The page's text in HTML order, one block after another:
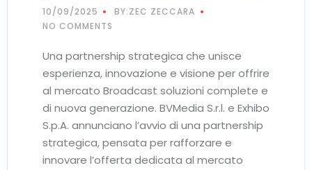
10/09/2025
BY:ZEC ZECCARA
NO COMMENTS
Una partnership strategica che unisce
esperienza, innovazione e visione per offrire
al mercato Broadcast soluzioni complete e
di nuova generazione. BVMedia S.r.l. e Exhibo
S.p.A. annunciano l’avvio di una partnership
strategica, pensata per rafforzare e
innovare l’offerta dedicata al mercato